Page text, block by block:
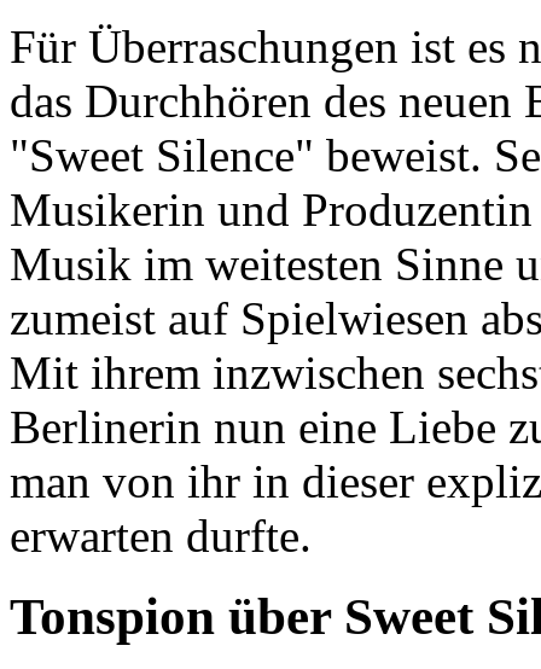
Für Überraschungen ist es
das Durchhören des
"Sweet Silence" beweist.
Musikerin und
Musik im weitesten Sinne
zumeist auf Spielwiesen
Mit ihrem inzwischen
Berlinerin nun eine Liebe
man von ihr in dieser
erwarten durfte.
Tonspion über Sweet